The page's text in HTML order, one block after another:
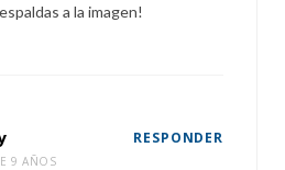
a la imagen!
9 AÑOS
RESPONDER